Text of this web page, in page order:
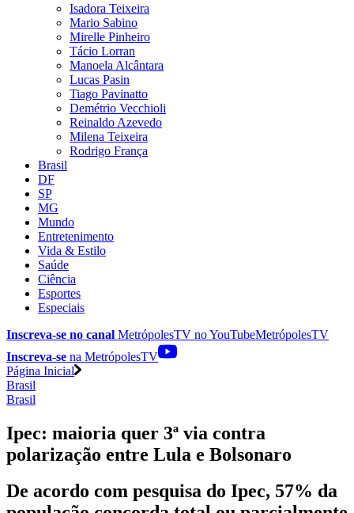
Isadora Teixeira
Mario Sabino
Mirelle Pinheiro
Tácio Lorran
Manoela Alcântara
Lucas Pasin
Tiago Pavinatto
Demétrio Vecchioli
Reinaldo Azevedo
Milena Teixeira
Rodrigo França
Brasil
DF
SP
MG
Mundo
Entretenimento
Vida & Estilo
Saúde
Ciência
Esportes
Especiais
Inscreva-se no canal MetrópolesTV noYouTubeMetrópolesTV
Inscreva-se na MetrópolesTV
Página Inicial
Brasil
Brasil
Ipec: maioria quer 3ª via contra
polarização entre Lula e Bolsonaro
De acordo com pesquisa do Ipec, 57% da